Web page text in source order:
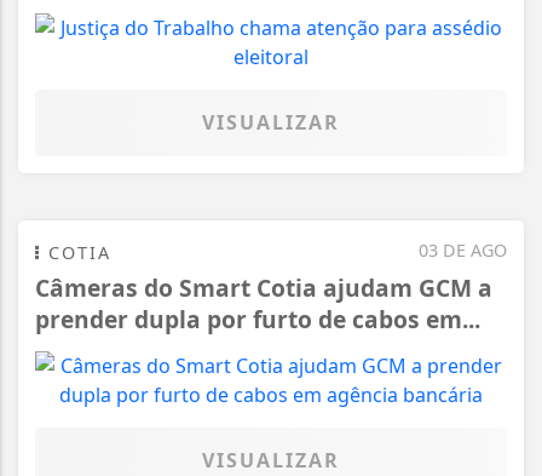
VISUALIZAR
03 DE AGO
COTIA
Câmeras do Smart Cotia ajudam GCM a
prender dupla por furto de cabos em...
VISUALIZAR